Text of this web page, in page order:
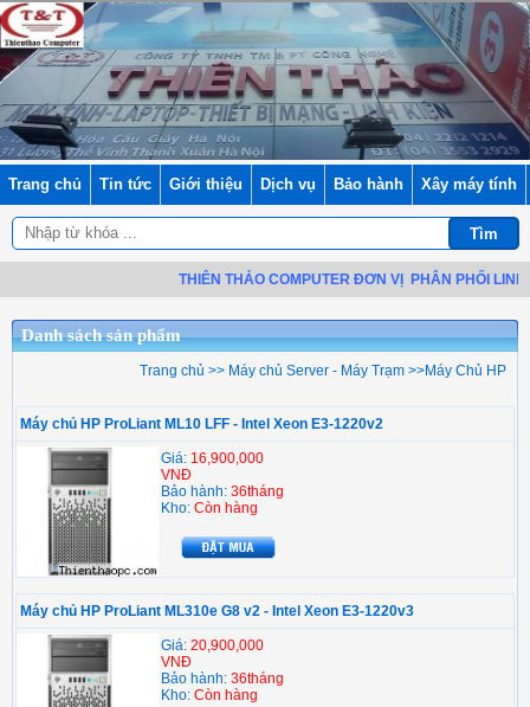
Trang chủ Tin tức Giới thiệu Dịch vụ Bảo hành Xây máy tính
THIÊN THẢO COMPUTER ĐƠN VỊ PHÂN PHỐI LINH
Danh sách sản phẩm
Trang chủ >> Máy chủ Server - Máy Trạm >>Máy Chủ HP
Máy chủ HP ProLiant ML10 LFF - Intel Xeon E3-1220v2
Giá: 16,900,000
VNĐ
Bảo hành: 36tháng
Kho: Còn hàng
Máy chủ HP ProLiant ML310e G8 v2 - Intel Xeon E3-1220v3
Giá: 20,900,000
VNĐ
Bảo hành: 36tháng
Kho: Còn hàng